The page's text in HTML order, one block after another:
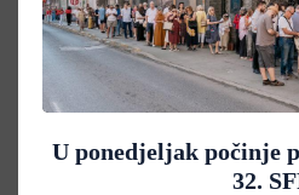
U ponedjeljak počinje
32.